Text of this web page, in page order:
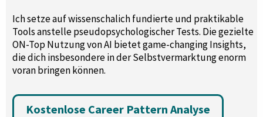
Ich setze auf wissenschalich fundierte und praktikable
Tools anstelle pseudopsychologischer Tests. Die gezielte
ON-Top Nutzung von AI bietet game-changing Insights,
die dich insbesondere in der Selbstvermarktung enorm
voran bringen können.
Kostenlose Career Pattern Analyse